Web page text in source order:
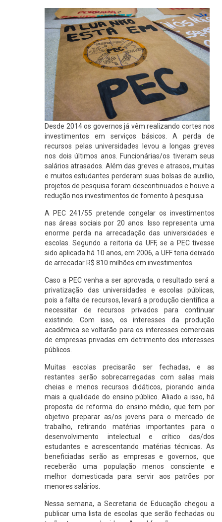
Desde 2014 os governos já vêm realizando cortes nos
investimentos em serviços básicos. A perda de
recursos pelas universidades levou a longas greves
nos dois últimos anos. Funcionárias/os tiveram seus
salários atrasados. Além das greves e atrasos, muitas
e muitos estudantes perderam suas bolsas de auxílio,
projetos de pesquisa foram descontinuados e houve a
redução nos investimentos de fomento à pesquisa.
A PEC 241/55 pretende congelar os investimentos
nas áreas sociais por 20 anos. Isso representa uma
enorme perda na arrecadação das universidades e
escolas. Segundo a reitoria da UFF, se a PEC tivesse
sido aplicada há 10 anos, em 2006, a UFF teria deixado
de arrecadar R$ 810 milhões em investimentos.
Caso a PEC venha a ser aprovada, o resultado será a
privatização das universidades e escolas públicas,
pois a falta de recursos, levará a produção científica a
necessitar de recursos privados para continuar
existindo. Com isso, os interesses da produção
acadêmica se voltarão para os interesses comerciais
de empresas privadas em detrimento dos interesses
públicos.
Muitas escolas precisarão ser fechadas, e as
restantes serão sobrecarregadas com salas mais
cheias e menos recursos didáticos, piorando ainda
mais a qualidade do ensino público. Aliado a isso, há
proposta de reforma do ensino médio, que tem por
objetivo preparar as/os jovens para o mercado de
trabalho, retirando matérias importantes para o
desenvolvimento intelectual e crítico das/dos
estudantes e acrescentando matérias técnicas. As
beneficiadas serão as empresas e governos, que
receberão uma população menos consciente e
melhor domesticada para servir aos patrões por
menores salários.
Nessa semana, a Secretaria de Educação chegou a
publicar uma lista de escolas que serão fechadas ou